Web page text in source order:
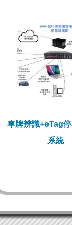
車牌辨識+eTag
系統